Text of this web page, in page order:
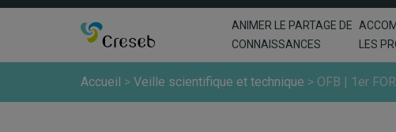
ANIMER LE PARTAGE DE
CONNAISSANCES
LES
Accueil > Veille scientifique et technique > OFB | 1er